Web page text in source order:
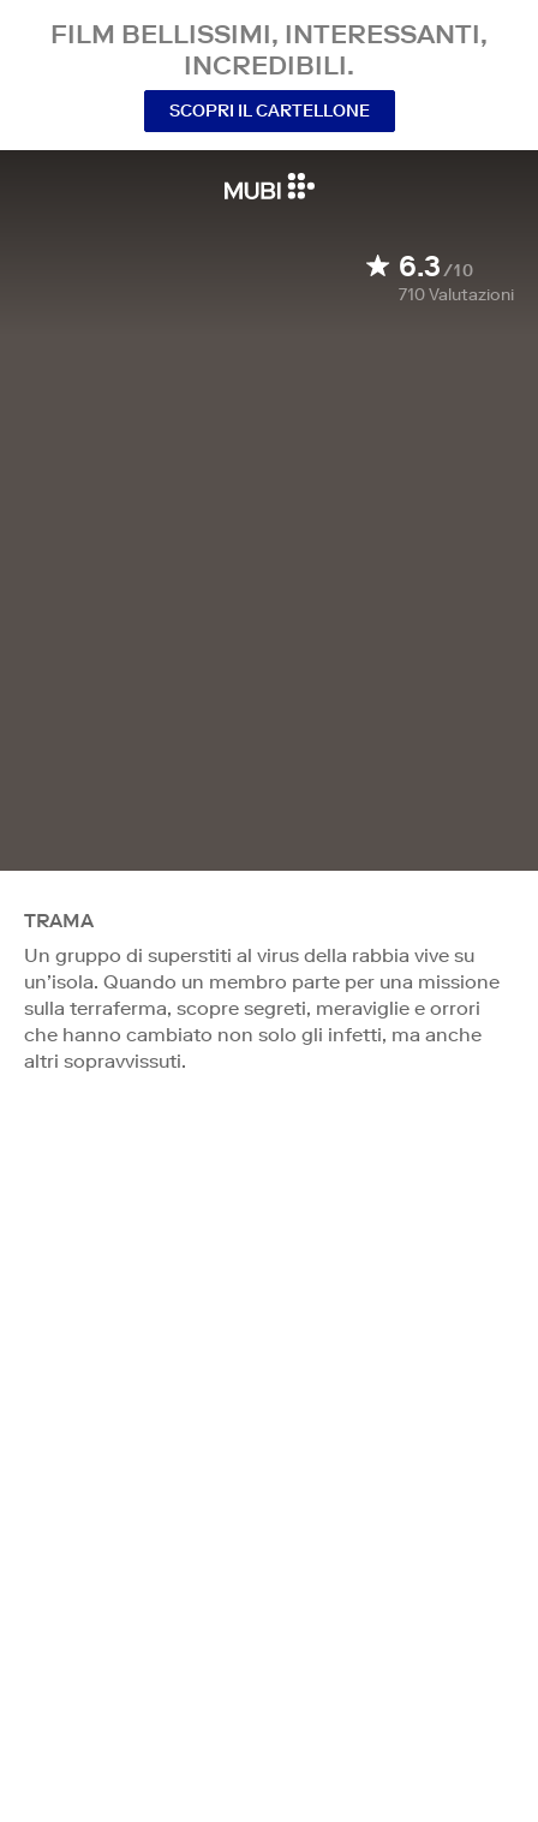
FILM BELLISSIMI, INTERESSANTI,
INCREDIBILI.
SCOPRI IL CARTELLONE
6.3/10
710Valutazioni
TRAMA
Un gruppo di superstiti al virus della rabbia vive su
un’isola. Quando un membro parte per una missione
sulla terraferma, scopre segreti, meraviglie e orrori
che hanno cambiato non solo gli infetti, ma anche
altri sopravvissuti.